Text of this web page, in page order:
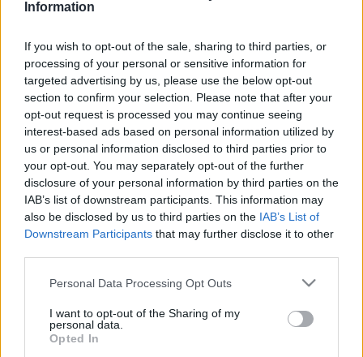
Information
If you wish to opt-out of the sale, sharing to third parties, or
processing of your personal or sensitive information for
targeted advertising by us, please use the below opt-out
section to confirm your selection. Please note that after your
opt-out request is processed you may continue seeing
interest-based ads based on personal information utilized by
us or personal information disclosed to third parties prior to
your opt-out. You may separately opt-out of the further
disclosure of your personal information by third parties on the
IAB’s list of downstream participants. This information may
also be disclosed by us to third parties on the IAB’s List of
Downstream Participants that may further disclose it to other
Please note that this website/app uses one or more Google
not limited to your visit or usage behaviour. You may click to
grant or deny consent to Google and its third-party tags to
use your data for below specified purposes in below Google
Personal Data Processing Opt Outs
I want to opt-out of the Sharing of my
personal data.
Opted In
tehetséges fiatal részesült – közölte Kóbor György, az
MVM Magyar Villamos Művek Zrt. elnök-vezérigazgatója a
díjátadón. Elmondta, hogy a fiatal, kiemelkedő tehetségek
megújuló erőforrásai a kultúrának, s ezért is különleges
alkalom ennek a díjnak az odaítélése.
A zsűri elnöke, Vigh Andrea Liszt-díjas hárfaművész, a
Zeneakadémia rektora azt hangsúlyozta, hogy
Magyarország zenei nagyhatalom. Hozzátette: nagyszerű
fiatalok közül választották ki a díjazottakat, s a döntést
művésze, énekes és dzsesszzenész is részesülhetett az
elismerésben.